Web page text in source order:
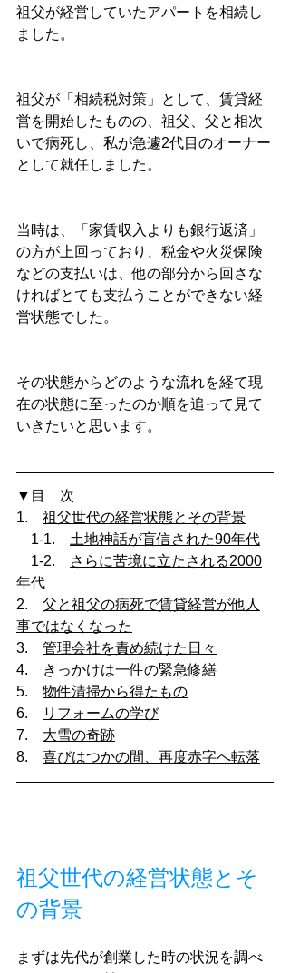
祖父が経営していたアパートを相続し
ました。
祖父が「相続税対策」として、賃貸経
営を開始したものの、祖父、父と相次
いで病死し、私が急遽2代目のオーナー
として就任しました。
当時は、「家賃収入よりも銀行返済」
の方が上回っており、税金や火災保険
などの支払いは、他の部分から回さな
ければとても支払うことができない経
営状態でした。
その状態からどのような流れを経て現
在の状態に至ったのか順を追って見て
いきたいと思います。
▼目　次
1.
祖父世代の経営状態とその背景
1-1. 土地神話が盲信された90年代
1-2.
さらに苦境に立たされる2000
年代
2. 父と祖父の病死で賃貸経営が他人
事ではなくなった
3. 管理会社を責め続けた日々
4.
きっかけは一件の緊急修繕
5. 物件清掃から得たもの
6.
リフォームの学び
7. 大雪の奇跡
8. 喜びはつかの間、再度赤字へ転落
祖父世代の経営状態とそ
の背景
まずは先代が創業した時の状況を調べ